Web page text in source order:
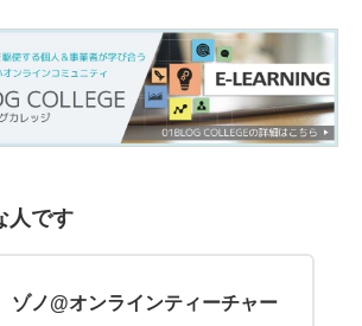
人です
ゾノ@オンラインティーチャー